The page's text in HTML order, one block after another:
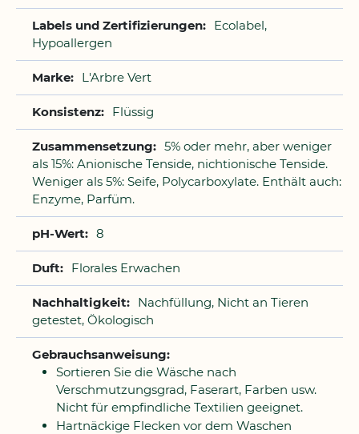
Ecolabel,
Hypoallergen
L'Arbre Vert
Flüssig
5% oder mehr, aber weniger
als 15%: Anionische Tenside, nichtionische Tenside.
Weniger als 5%: Seife, Polycarboxylate. Enthält auch:
Enzyme, Parfüm.
8
Florales Erwachen
Nachfüllung, Nicht an Tieren
getestet, Ökologisch
Sortieren Sie die Wäsche nach
Verschmutzungsgrad, Faserart, Farben usw.
Nicht für empfindliche Textilien geeignet.
Hartnäckige Flecken vor dem Waschen